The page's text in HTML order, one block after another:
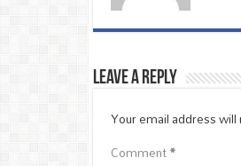
Leave a Reply
Your email address
Comment*